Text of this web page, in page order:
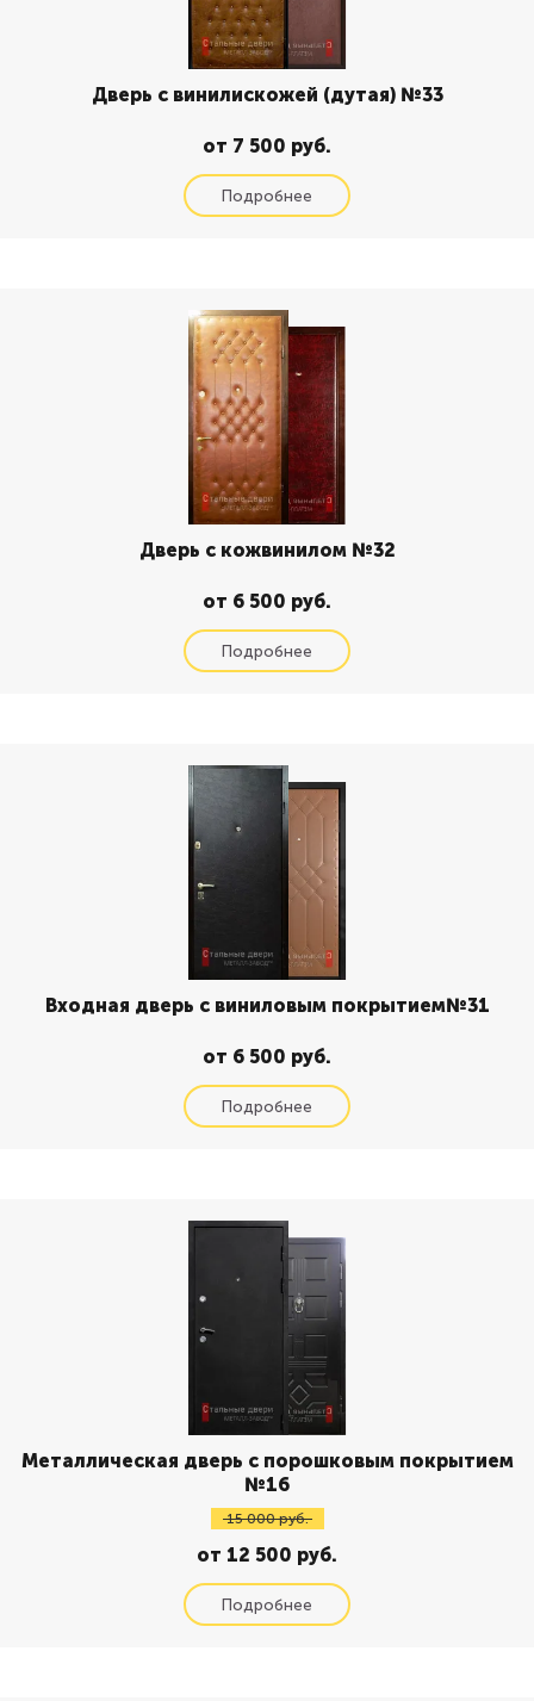
Дверь с винилискожей (дутая) №33
от 7 500 руб.
Дверь с кожвинилом №32
от 6 500 руб.
Входная дверь с виниловым покрытием№31
от 6 500 руб.
Металлическая дверь с порошковым покрытием
№16
15 000 руб.
от 12 500 руб.